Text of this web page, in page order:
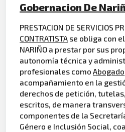
Gobernacion De
PRESTACION DE SERVICIOS
CONTRATISTA se obliga con el
NARIÑO a prestar por sus
autonomía técnica y
profesionales comoAbogado
acompañamiento en la
derechos de petición,
escritos, de manera
componentes de la
Género e Inclusión Social,